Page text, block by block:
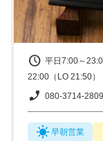
平日7:00～
22:00（LO 21:50）
080-3714-2809
早朝営業